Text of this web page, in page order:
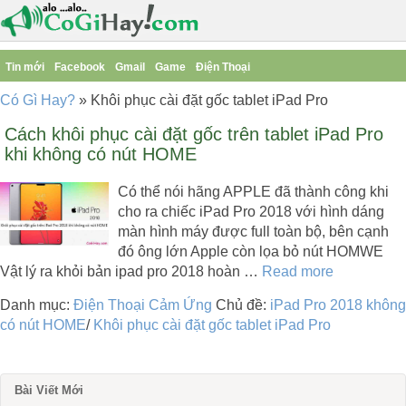
Tin mới Facebook Gmail Game Điện Thoại
Có Gì Hay? » Khôi phục cài đặt gốc tablet iPad Pro
Cách khôi phục cài đặt gốc trên tablet iPad Pro
khi không có nút HOME
Có thể nói hãng APPLE đã thành công khi
cho ra chiếc iPad Pro 2018 với hình dáng
màn hình máy được full toàn bộ, bên cạnh
đó ông lớn Apple còn lọa bỏ nút HOMWE
Vật lý ra khỏi bản ipad pro 2018 hoàn … Read more
Danh mục: Điện Thoại Cảm Ứng Chủ đề: iPad Pro 2018 không
có nút HOME/ Khôi phục cài đặt gốc tablet iPad Pro
Bài Viết Mới